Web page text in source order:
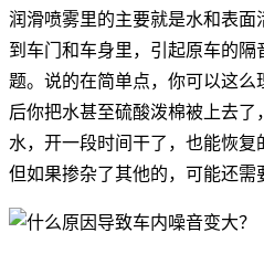
润滑喷雾里的主要就是水和表
到车门和车身里，引起原车的隔
题。说的在简单点，你可以这
后你把水甚至硫酸泼棉被上去
水，开一段时间干了，也能恢复
但如果掺杂了其他的，可能还需